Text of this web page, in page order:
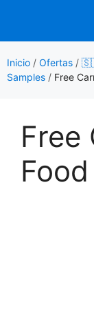
contenido
Inicio / Ofertas /
Samples / Free
Free